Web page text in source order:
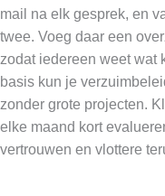
mail na elk gesprek, en
twee. Voeg daar een
zodat iedereen weet wat
basis kun je
zonder grote projecten.
elke maand kort
vertrouwen en vlottere